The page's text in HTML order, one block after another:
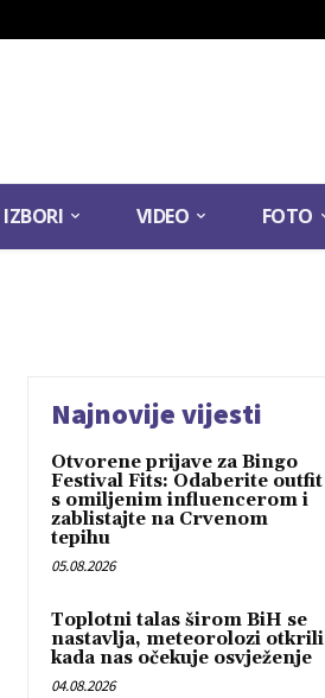
IZBORI VIDEO FOTO
Najnovije vijesti
Otvorene prijave za Bingo
Festival Fits: Odaberite outfit
s omiljenim influencerom i
zablistajte na Crvenom
tepihu
05.08.2026
Toplotni talas širom BiH se
nastavlja, meteorolozi otkrili
kada nas očekuje osvježenje
04.08.2026